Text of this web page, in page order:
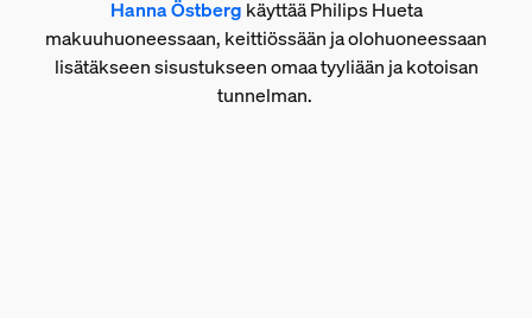
Hanna Östberg käyttää Philips Hueta
makuuhuoneessaan, keittiössään ja olohuoneessaan
lisätäkseen sisustukseen omaa tyyliään ja kotoisan
tunnelman.